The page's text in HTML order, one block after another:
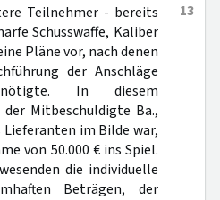
13
Teilnehmer - bereits
Schusswaffe, Kaliber
Pläne vor, nach denen
der Anschläge
In diesem
Mitbeschuldigte Ba.,
Lieferanten im Bilde war,
von 50.000 € ins Spiel.
die individuelle
Beträgen, der